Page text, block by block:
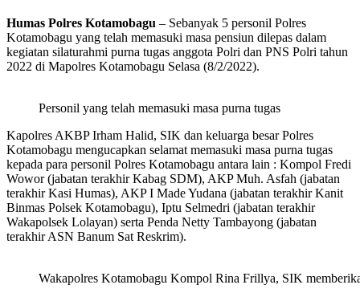
Humas Polres Kotamobagu – Sebanyak 5 personil Polres
Kotamobagu yang telah memasuki masa pensiun dilepas dalam
kegiatan silaturahmi purna tugas anggota Polri dan PNS Polri tahun
2022 di Mapolres Kotamobagu Selasa (8/2/2022).
Personil yang telah memasuki masa purna tugas
Kapolres AKBP Irham Halid, SIK dan keluarga besar Polres
Kotamobagu mengucapkan selamat memasuki masa purna tugas
kepada para personil Polres Kotamobagu antara lain : Kompol Fredi
Wowor (jabatan terakhir Kabag SDM), AKP Muh. Asfah (jabatan
terakhir Kasi Humas), AKP I Made Yudana (jabatan terakhir Kanit
Binmas Polsek Kotamobagu), Iptu Selmedri (jabatan terakhir
Wakapolsek Lolayan) serta Penda Netty Tambayong (jabatan
terakhir ASN Banum Sat Reskrim).
Wakapolres Kotamobagu Kompol Rina Frillya, SIK